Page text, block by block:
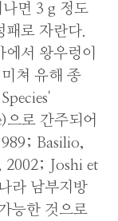
면 3 g 정도
로 자란다.
서 왕우렁이
쳐 유해 종
으로 간주되어
Basilio,
2002; Joshi et
라 남부지방
능한 것으로